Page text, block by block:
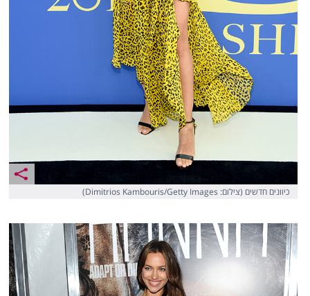
כיוונים חדשים (צילום: Dimitrios Kambouris/Getty Images)